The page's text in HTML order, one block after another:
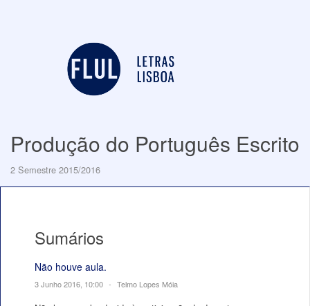
Produção do Português Escrito
2 Semestre 2015/2016
Sumários
Não houve aula.
3 Junho 2016, 10:00 • Telmo Lopes Móia